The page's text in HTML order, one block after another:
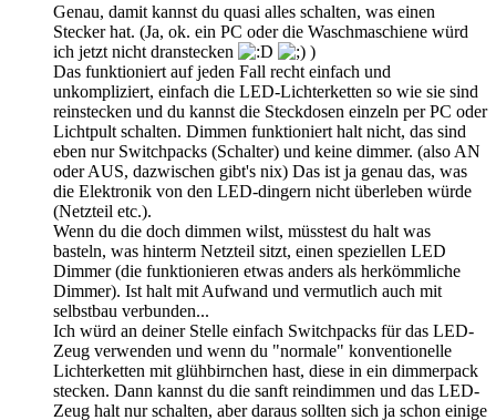
Genau, damit kannst du quasi alles schalten, was einen
Stecker hat. (Ja, ok. ein PC oder die Waschmaschiene würd
ich jetzt nicht dranstecken
)
Das funktioniert auf jeden Fall recht einfach und
unkompliziert, einfach die LED-Lichterketten so wie sie sind
reinstecken und du kannst die Steckdosen einzeln per PC oder
Lichtpult schalten. Dimmen funktioniert halt nicht, das sind
eben nur Switchpacks (Schalter) und keine dimmer. (also AN
oder AUS, dazwischen gibt's nix) Das ist ja genau das, was
die Elektronik von den LED-dingern nicht überleben würde
(Netzteil etc.).
Wenn du die doch dimmen wilst, müsstest du halt was
basteln, was hinterm Netzteil sitzt, einen speziellen LED
Dimmer (die funktionieren etwas anders als herkömmliche
Dimmer). Ist halt mit Aufwand und vermutlich auch mit
selbstbau verbunden...
Ich würd an deiner Stelle einfach Switchpacks für das LED-
Zeug verwenden und wenn du "normale" konventionelle
Lichterketten mit glühbirnchen hast, diese in ein dimmerpack
stecken. Dann kannst du die sanft reindimmen und das LED-
Zeug halt nur schalten, aber daraus sollten sich ja schon einige